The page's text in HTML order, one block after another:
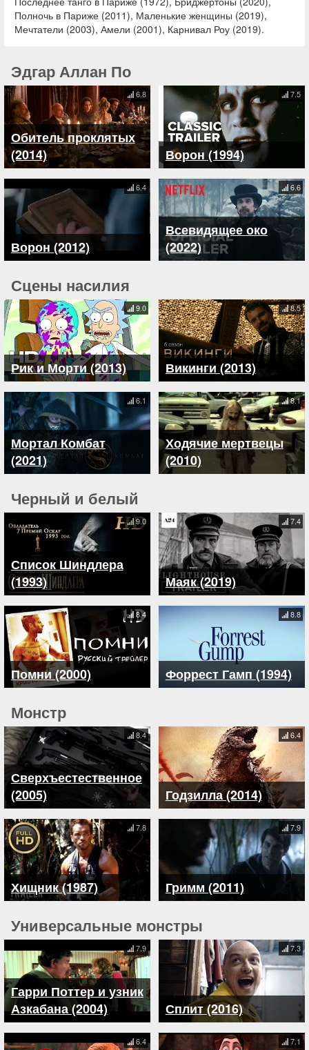
Полночь в Париже (2011), Маленькие женщины (2019),
Мечтатели (2003), Амели (2001), Карнивал Роу (2019).
Эдгар Аллан По
Обитель проклятых
(2014)
6.8
Ворон (1994)
7.5
Ворон (2012)
6.4
Всевидящее око
(2022)
6.6
Сцены насилия
Рик и Морти (2013)
9.0
Викинги (2013)
8.5
Мортал Комбат
(2021)
6.1
Ходячие мертвецы
(2010)
8.1
Черный и белый
Список Шиндлера
(1993)
9.0
Маяк (2019)
7.4
Помни (2000)
8.4
Форрест Гамп (1994)
8.8
Монстр
Сверхъестественное
(2005)
8.4
Годзилла (2014)
6.4
Хищник (1987)
7.8
Гримм (2011)
7.9
Универсальные монстры
Гарри Поттер и узник
Азкабана (2004)
7.9
Сплит (2016)
7.3
6.4 7.1